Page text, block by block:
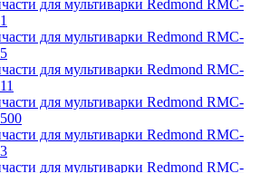
для мультиварки Redmond RMC-
для мультиварки Redmond RMC-
для мультиварки Redmond RMC-
для мультиварки Redmond RMC-
для мультиварки Redmond RMC-
для мультиварки Redmond RMC-